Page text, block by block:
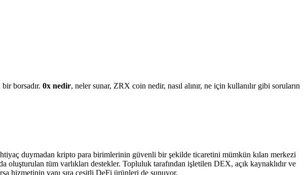
borsadır. 0x nedir, neler sunar, ZRX coin nedir, nasıl alınır, ne için kullanılır gibi soruların
duymadan kripto para birimlerinin güvenli bir şekilde ticaretini mümkün kılan merkezi
tüm varlıkları destekler. Topluluk tarafından işletilen DEX, açık kaynaklıdır ve
hizmetinin yanı sıra çeşitli DeFi ürünleri de sunuyor.